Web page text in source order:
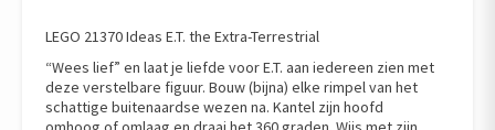
LEGO 21370 Ideas E.T. the Extra-Terrestrial
“Wees lief” en laat je liefde voor E.T. aan iedereen zien met
deze verstelbare figuur. Bouw (bijna) elke rimpel van het
schattige buitenaardse wezen na. Kantel zijn hoofd